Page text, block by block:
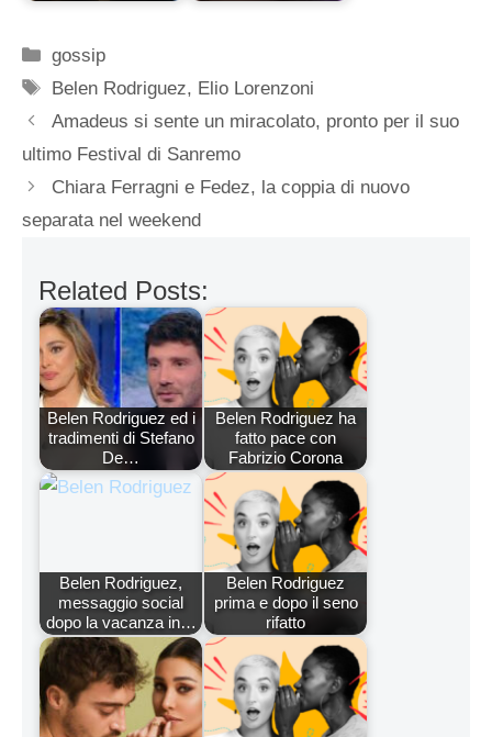
Categorie
gossip
Tag
Belen Rodriguez, Elio Lorenzoni
Amadeus si sente un miracolato, pronto per il suo
ultimo Festival di Sanremo
Chiara Ferragni e Fedez, la coppia di nuovo
separata nel weekend
Related Posts:
Belen Rodriguez ed i
tradimenti di Stefano
De…
Belen Rodriguez ha
fatto pace con
Fabrizio Corona
Belen Rodriguez,
messaggio social
dopo la vacanza in…
Belen Rodriguez
prima e dopo il seno
rifatto